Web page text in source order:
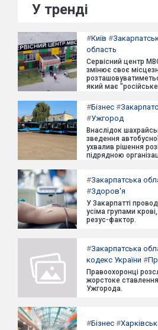
У тренді
#Київ #
область
Сервісний центр
змінює своє
який має
#Бізнес #
#Ужгород
Внаслідок
зведення
ухвалив рішення
підрядною
#Закарпатська
#Здоров'я
У Закарпатті
усіма групами
резус-фактор.
#Закарпатська
кодекс України #
Правоохоронці
жорстоке
Ужгорода.
#Бізнес #